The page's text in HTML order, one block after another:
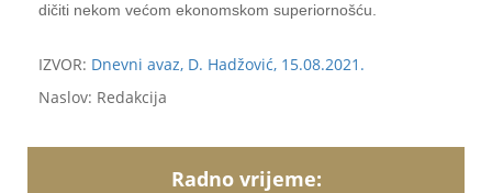
dičiti nekom većom ekonomskom superiornošću.
IZVOR: Dnevni avaz, D. Hadžović, 15.08.2021.
Naslov: Redakcija
Radno vrijeme: